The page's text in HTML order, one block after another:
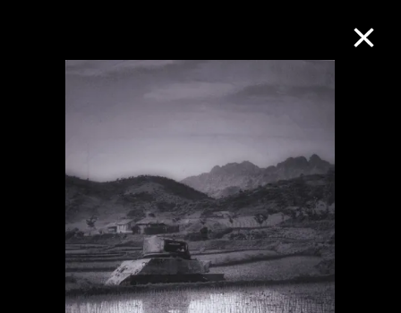
M+藏品
关于M+藏品